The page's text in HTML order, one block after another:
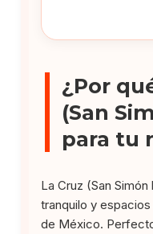
¿Por
(San
para tu
La Cruz (San
tranquilo y
de México.